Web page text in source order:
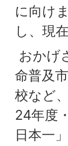
に向け
し、現
おかげ
命普及
校など
24年度
日本一